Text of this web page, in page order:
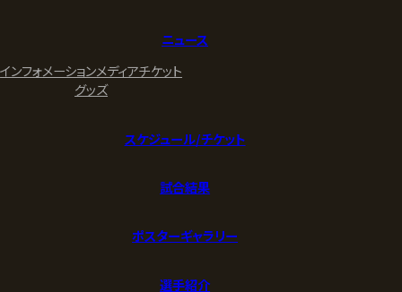
ニュース
インフォメーションメディアチケット
グッズ
スケジュール/チケット
試合結果
ポスターギャラリー
選手紹介